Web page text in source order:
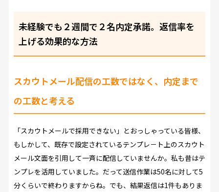
未経験でも２週間で２名内定承諾。返信率を
上げる効果的な方法
スカウトメール配信の工数ではなく、内定まで
の工数と考える
「スカウトメールで採用できない」とおっしゃっている皆様、
もしかして、既存で設定されているテンプレ－ト上のスカウト
メール文面を引用して一斉に配信していませんか。私も昔はテ
ンプレを活用していました。だって送信作業は50名に対して5
分くらいで終わりますからね。でも、結果返信は1件もありま